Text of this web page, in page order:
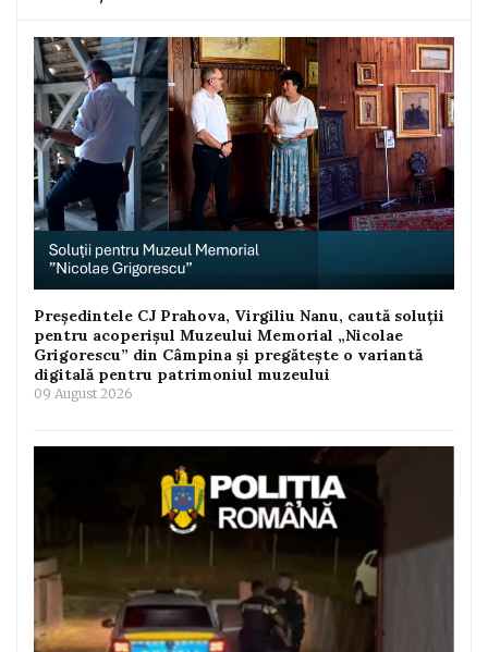
Președintele CJ Prahova, Virgiliu Nanu, caută soluții
pentru acoperișul Muzeului Memorial „Nicolae
Grigorescu” din Câmpina și pregătește o variantă
digitală pentru patrimoniul muzeului
09 August 2026